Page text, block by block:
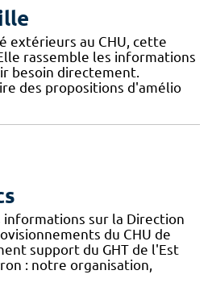
extérieurs au CHU, cette
rassemble les informations
besoin directement.
des propositions d'amélio
informations sur la Direction
du CHU de
support du GHT de l'Est
: notre organisation,